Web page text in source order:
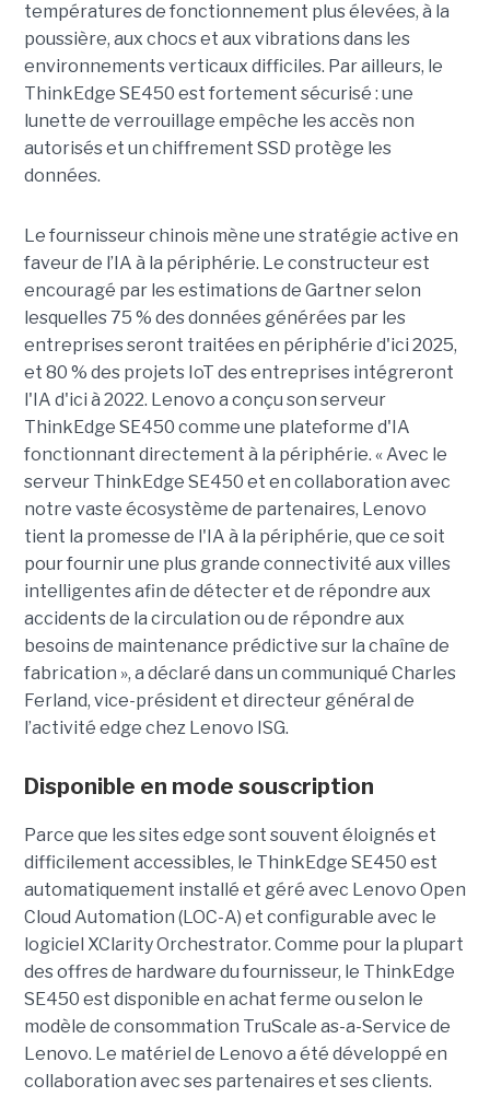
températures de fonctionnement plus élevées, à la
poussière, aux chocs et aux vibrations dans les
environnements verticaux difficiles. Par ailleurs, le
ThinkEdge SE450 est fortement sécurisé : une
lunette de verrouillage empêche les accès non
autorisés et un chiffrement SSD protège les
données.
Le fournisseur chinois mène une stratégie active en
faveur de l’IA à la périphérie. Le constructeur est
encouragé par les estimations de Gartner selon
lesquelles 75 % des données générées par les
entreprises seront traitées en périphérie d'ici 2025,
et 80 % des projets IoT des entreprises intégreront
l'IA d'ici à 2022. Lenovo a conçu son serveur
ThinkEdge SE450 comme une plateforme d'IA
fonctionnant directement à la périphérie. « Avec le
serveur ThinkEdge SE450 et en collaboration avec
notre vaste écosystème de partenaires, Lenovo
tient la promesse de l'IA à la périphérie, que ce soit
pour fournir une plus grande connectivité aux villes
intelligentes afin de détecter et de répondre aux
accidents de la circulation ou de répondre aux
besoins de maintenance prédictive sur la chaîne de
fabrication », a déclaré dans un communiqué Charles
Ferland, vice-président et directeur général de
l’activité edge chez Lenovo ISG.
Disponible en mode souscription
Parce que les sites edge sont souvent éloignés et
difficilement accessibles, le ThinkEdge SE450 est
automatiquement installé et géré avec Lenovo Open
Cloud Automation (LOC-A) et configurable avec le
logiciel XClarity Orchestrator. Comme pour la plupart
des offres de hardware du fournisseur, le ThinkEdge
SE450 est disponible en achat ferme ou selon le
modèle de consommation TruScale as-a-Service de
Lenovo. Le matériel de Lenovo a été développé en
collaboration avec ses partenaires et ses clients.